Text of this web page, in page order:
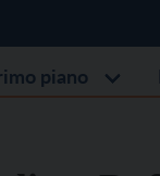
piano